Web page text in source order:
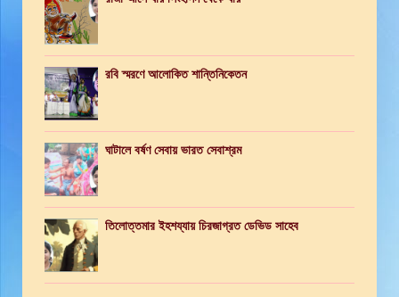
রবি স্মরণে আলোকিত শান্তিনিকেতন
ঘাটালে বর্ষণ সেবায় ভারত সেবাশ্রম
তিলোত্তমার ইহশয্যায় চিরজাগ্রত ডেভিড সাহেব